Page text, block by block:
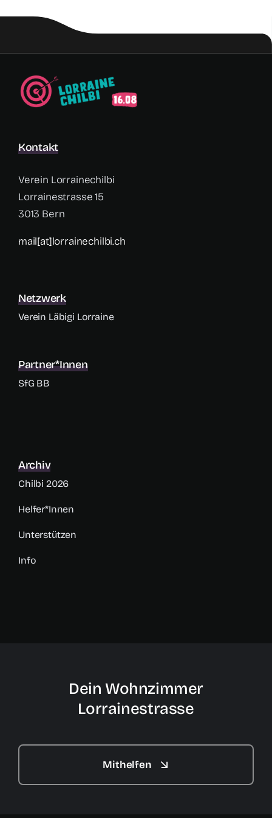
Kontakt
Verein Lorrainechilbi
Lorrainestrasse 15
3013 Bern
mail[at]lorrainechilbi.ch
Netzwerk
Verein Läbigi Lorraine
Partner*innen
SfG BB
Archiv
Chilbi 2026
Helfer*innen
Unterstützen
Info
Dein Wohnzimmer
Lorrainestrasse
Mithelfen